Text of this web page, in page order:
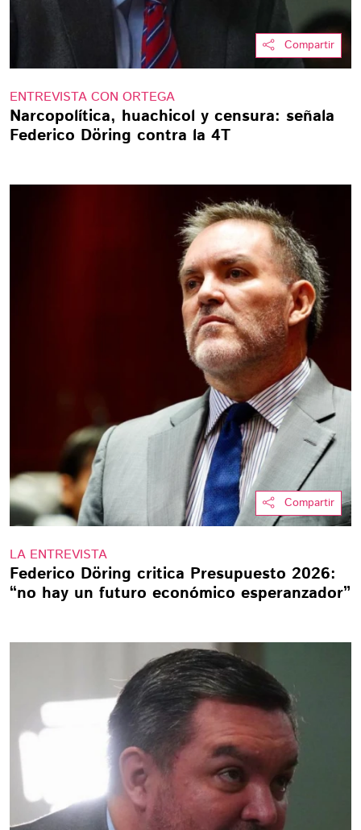
Compartir
ENTREVISTA CON ORTEGA
Narcopolítica, huachicol y censura: señala
Federico Döring contra la 4T
Compartir
LA ENTREVISTA
Federico Döring critica Presupuesto 2026:
“no hay un futuro económico esperanzador”